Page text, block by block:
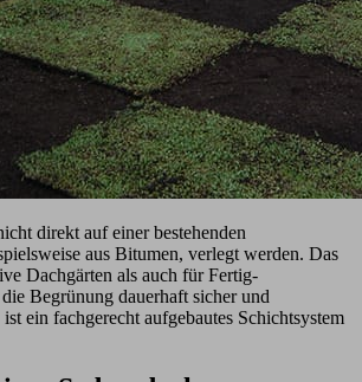
direkt auf einer bestehenden
aus Bitumen, verlegt werden. Das
Dachgärten als auch für Fertig-
Begrünung dauerhaft sicher und
ein fachgerecht aufgebautes Schichtsystem